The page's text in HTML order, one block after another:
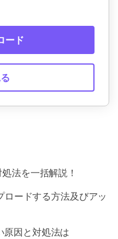
ード
法を一括解説！
ロードする方法及びアッ
原因と対処法は